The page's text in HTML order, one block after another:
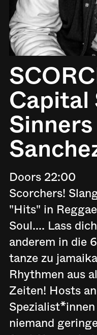
Capital
Doors 22:00
Scorchers!
"Hits" in
Soul.... Lass
anderem in die
tanze zu
Rhythmen aus
Zeiten! Hosts
niemand